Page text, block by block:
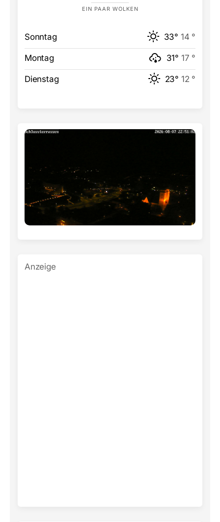
EIN PAAR WOLKEN
Sonntag 33° 14 °
Montag 31° 17 °
Dienstag 23° 12 °
Anzeige